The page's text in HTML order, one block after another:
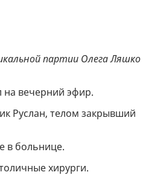
партии Олега Ляшко
на вечерний эфир.
Руслан, телом закрывший
в больнице.
хирурги.